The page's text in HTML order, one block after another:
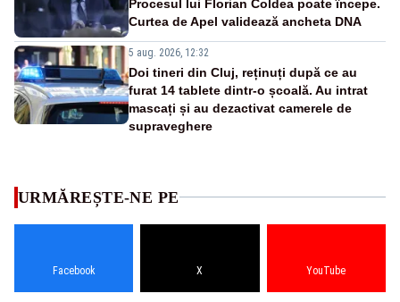
Procesul lui Florian Coldea poate începe.
Curtea de Apel validează ancheta DNA
5 aug. 2026, 12:32
Doi tineri din Cluj, reținuți după ce au
furat 14 tablete dintr-o școală. Au intrat
mascați și au dezactivat camerele de
supraveghere
URMĂREȘTE-NE PE
Facebook X YouTube